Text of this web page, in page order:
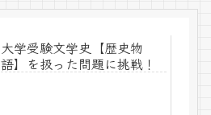
大学受験文学史【歴史物
語】を扱った問題に挑戦！